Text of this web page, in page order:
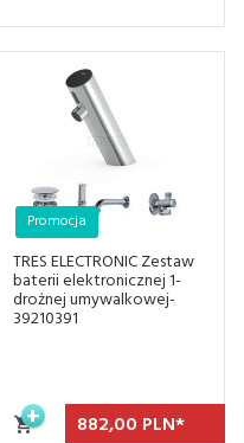
TRES ELECTRONIC Zestaw
baterii elektronicznej 1-
drożnej umywalkowej-
39210391
Promocja
882,00 PLN*